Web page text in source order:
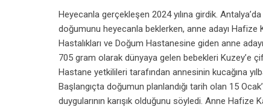
Heyecanla gerçekleşen 2024 yılına girdik.
doğumunu heyecanla beklerken, anne adayı Hafize
Hastalıkları ve Doğum Hastanesine giden anne
705 gram olarak dünyaya gelen bebekleri Kuzey’e
Hastane yetkilileri tarafından annesinin kucağına
Başlangıçta doğumun planlandığı tarih olan 15
duygularının karışık olduğunu söyledi. Anne Hafize